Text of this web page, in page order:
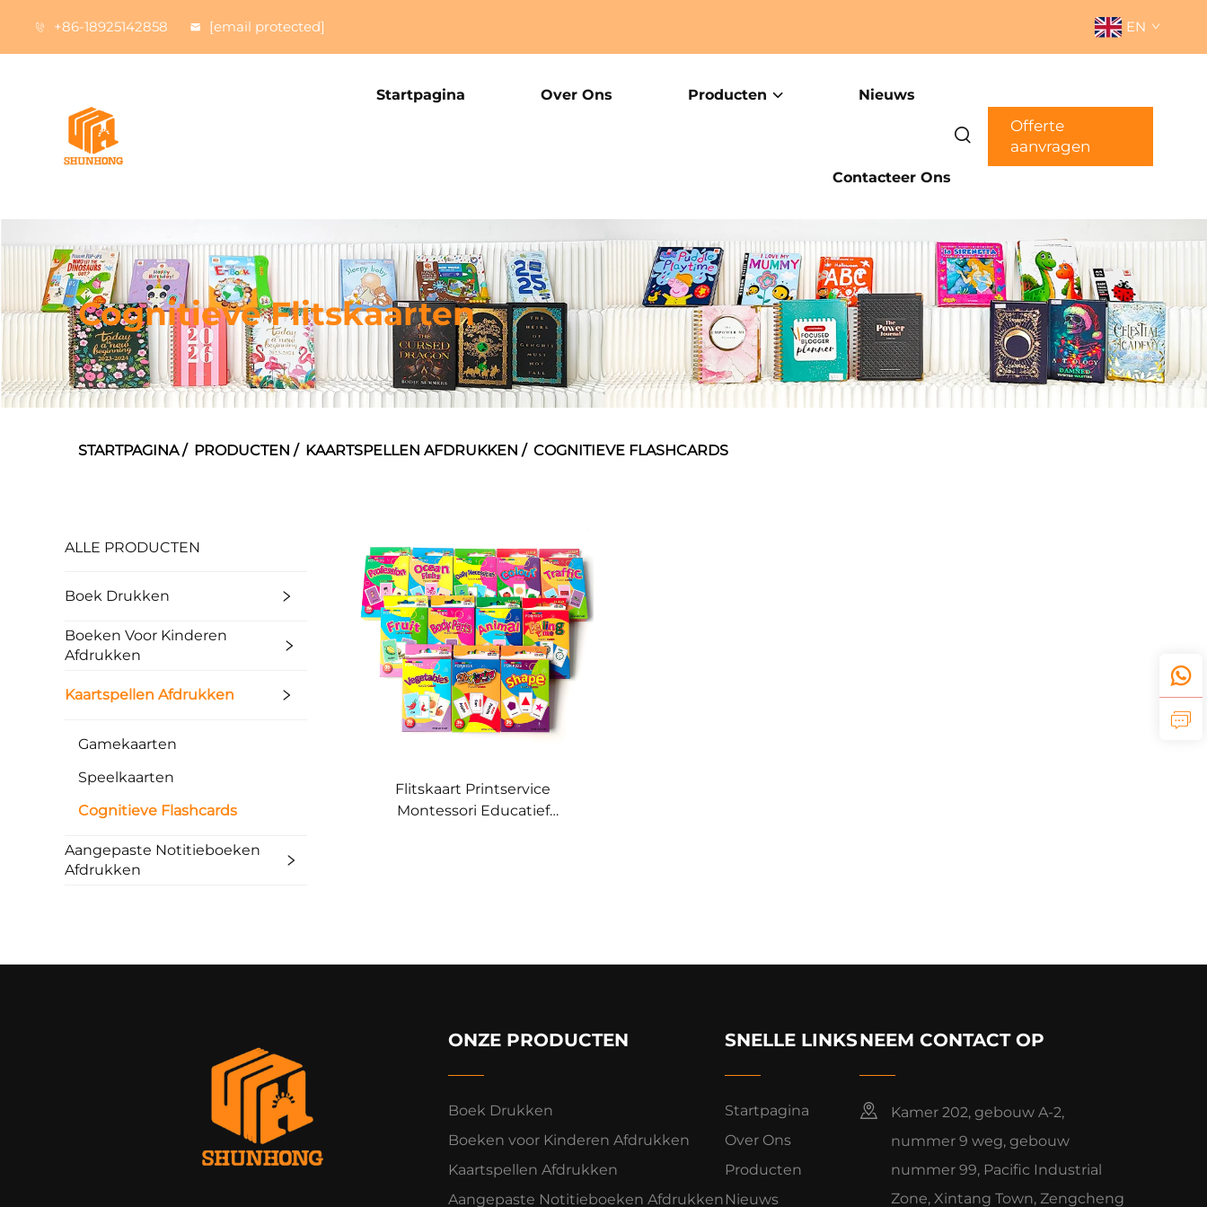
+86-18925142858 [email protected] EN
Startpagina Over Ons Producten Nieuws
Contacteer Ons
Offerte
aanvragen
Cognitieve Flitskaarten
STARTPAGINA/ PRODUCTEN / KAARTSPELLEN AFDRUKKEN / COGNITIEVE FLASHCARDS
ALLE PRODUCTEN
Boek Drukken
Boeken Voor Kinderen
Afdrukken
Kaartspellen Afdrukken
Gamekaarten
Speelkaarten
Cognitieve Flashcards
Aangepaste Notitieboeken
Afdrukken
Flitskaart Printservice
Montessori Educatief
ONZE PRODUCTEN
Boek Drukken
Boeken voor Kinderen Afdrukken
Kaartspellen Afdrukken
Aangepaste Notitieboeken Afdrukken
SNELLE LINKS
Startpagina
Over Ons
Producten
Nieuws
NEEM CONTACT OP
Kamer 202, gebouw A-2,
nummer 9 weg, gebouw
nummer 99, Pacific Industrial
Zone, Xintang Town, Zengcheng